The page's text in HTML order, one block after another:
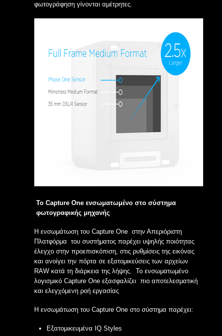
φωτογράφηση γίνονται αμέτρητες.
Το Capture One ενσωματωμένο στο σύστημα
φωτογραφικής μηχανής
Η ενσωμάτωση του Capture One στην Απεριόριστη
Πλατφόρμα του συστήματος παρέχει υψηλής ποιότητας
έλεγχο στην προεπισκόπιση, στις ρυθμίσεις της εικόνας
και ανοίγει την πόρτα σε εξατομικεύσεις των αρχείων
RAW κατά τη διάρκεια της λήψης. Το ενσωματωμένο
λογισμικό Capture One εξασφαλίζει πιο αποτελεσματική
και ελεγχόμενη ροή εργασίας
Η ενσωμάτωση του Capture One στο σύστημα παρέχει:
Εξατομικευμένα IQ Styles